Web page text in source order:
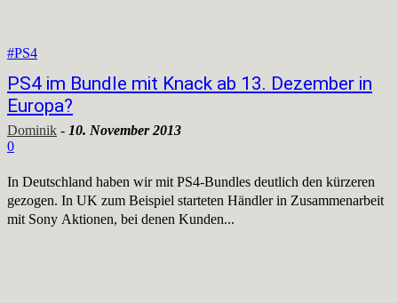
#PS4
PS4 im Bundle mit Knack ab 13. Dezember in
Europa?
Dominik - 10. November 2013
0
In Deutschland haben wir mit PS4-Bundles deutlich den kürzeren
gezogen. In UK zum Beispiel starteten Händler in Zusammenarbeit
mit Sony Aktionen, bei denen Kunden...